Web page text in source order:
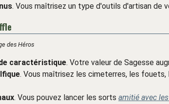
. Vous maîtrisez un type d'outils d'artisan de
des Héros
caractéristique. Votre valeur de Sagesse
. Vous maîtrisez les cimeterres, les
. Vous pouvez lancer les sorts amitié avec